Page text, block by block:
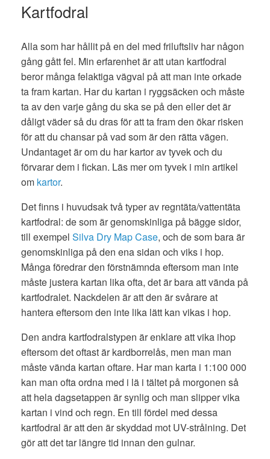
Kartfodral
Alla som har hållit på en del med friluftsliv har någon
gång gått fel. Min erfarenhet är att utan kartfodral
beror många felaktiga vägval på att man inte orkade
ta fram kartan. Har du kartan i ryggsäcken och måste
ta av den varje gång du ska se på den eller det är
dåligt väder så du dras för att ta fram den ökar risken
för att du chansar på vad som är den rätta vägen.
Undantaget är om du har kartor av tyvek och du
förvarar dem i fickan. Läs mer om tyvek i min artikel
om kartor.
Det finns i huvudsak två typer av regntäta/vattentäta
kartfodral: de som är genomskinliga på bägge sidor,
till exempel Silva Dry Map Case, och de som bara är
genomskinliga på den ena sidan och viks i hop.
Många föredrar den förstnämnda eftersom man inte
måste justera kartan lika ofta, det är bara att vända på
kartfodralet. Nackdelen är att den är svårare at
hantera eftersom den inte lika lätt kan vikas i hop.
Den andra kartfodralstypen är enklare att vika ihop
eftersom det oftast är kardborrelås, men man man
måste vända kartan oftare. Har man karta i 1:100 000
kan man ofta ordna med i lä i tältet på morgonen så
att hela dagsetappen är synlig och man slipper vika
kartan i vind och regn. En till fördel med dessa
kartfodral är att den är skyddad mot UV-strålning. Det
gör att det tar längre tid innan den gulnar.